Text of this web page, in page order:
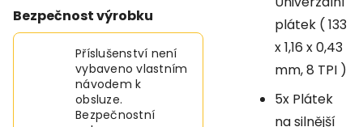
Bezpečnost výrobku
Příslušenství není
vybaveno vlastním
návodem k
obsluze.
Bezpečnostní
plátek ( 133
x 1,16 x 0,43
mm, 8 TPI )
5x Plátek
na silnější